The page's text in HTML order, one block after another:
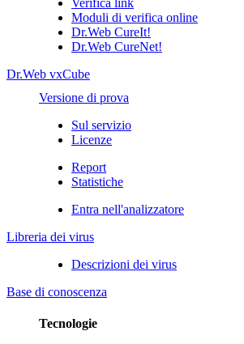
Verifica link
Moduli di verifica online
Dr.Web CureIt!
Dr.Web CureNet!
Dr.Web vxCube
Versione di prova
Sul servizio
Licenze
Report
Statistiche
Entra nell'analizzatore
Libreria dei virus
Descrizioni dei virus
Base di conoscenza
Tecnologie